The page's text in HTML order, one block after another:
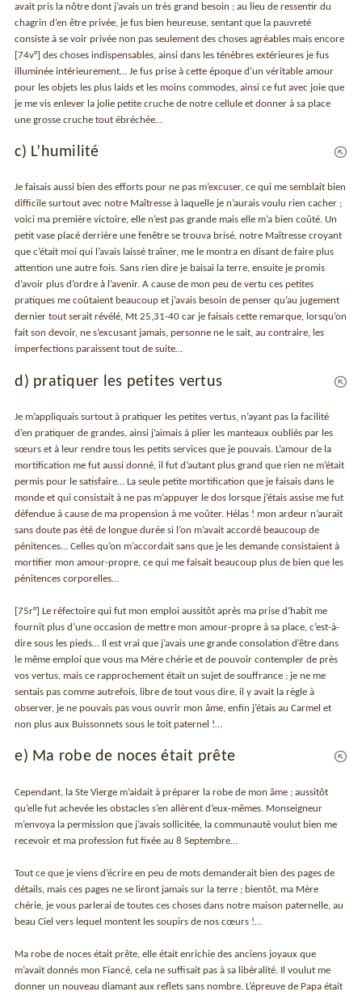
avait pris la nôtre dont j’avais un très grand besoin ; au lieu de ressentir du
chagrin d’en être privée, je fus bien heureuse, sentant que la pauvreté
consiste à se voir privée non pas seulement des choses agréables mais encore
[74v°] des choses indispensables, ainsi dans les ténèbres extérieures je fus
illuminée intérieurement… Je fus prise à cette époque d’un véritable amour
pour les objets les plus laids et les moins commodes, ainsi ce fut avec joie que
je me vis enlever la jolie petite cruche de notre cellule et donner à sa place
une grosse cruche tout ébréchée…
c) L’humilité
Je faisais aussi bien des efforts pour ne pas m’excuser, ce qui me semblait bien
difficile surtout avec notre Maîtresse à laquelle je n’aurais voulu rien cacher ;
voici ma première victoire, elle n’est pas grande mais elle m’a bien coûté. Un
petit vase placé derrière une fenêtre se trouva brisé, notre Maîtresse croyant
que c’était moi qui l’avais laissé traîner, me le montra en disant de faire plus
attention une autre fois. Sans rien dire je baisai la terre, ensuite je promis
d’avoir plus d’ordre à l’avenir. A cause de mon peu de vertu ces petites
pratiques me coûtaient beaucoup et j’avais besoin de penser qu’au jugement
dernier tout serait révélé, Mt 25,31-40 car je faisais cette remarque, lorsqu’on
fait son devoir, ne s’excusant jamais, personne ne le sait, au contraire, les
imperfections paraissent tout de suite…
d) pratiquer les petites vertus
Je m’appliquais surtout à pratiquer les petites vertus, n’ayant pas la facilité
d’en pratiquer de grandes, ainsi j’aimais à plier les manteaux oubliés par les
sœurs et à leur rendre tous les petits services que je pouvais. L’amour de la
mortification me fut aussi donné, il fut d’autant plus grand que rien ne m’était
permis pour le satisfaire… La seule petite mortification que je faisais dans le
monde et qui consistait à ne pas m’appuyer le dos lorsque j’étais assise me fut
défendue à cause de ma propension à me voûter. Hélas ! mon ardeur n’aurait
sans doute pas été de longue durée si l’on m’avait accordé beaucoup de
pénitences… Celles qu’on m’accordait sans que je les demande consistaient à
mortifier mon amour-propre, ce qui me faisait beaucoup plus de bien que les
pénitences corporelles…
[75r°] Le réfectoire qui fut mon emploi aussitôt après ma prise d’habit me
fournit plus d’une occasion de mettre mon amour-propre à sa place, c’est-à-
dire sous les pieds… Il est vrai que j’avais une grande consolation d’être dans
le même emploi que vous ma Mère chérie et de pouvoir contempler de près
vos vertus, mais ce rapprochement était un sujet de souffrance ; je ne me
sentais pas comme autrefois, libre de tout vous dire, il y avait la règle à
observer, je ne pouvais pas vous ouvrir mon âme, enfin j’étais au Carmel et
non plus aux Buissonnets sous le toit paternel !…
e) Ma robe de noces était prête
Cependant, la Ste Vierge m’aidait à préparer la robe de mon âme ; aussitôt
qu’elle fut achevée les obstacles s’en allèrent d’eux-mêmes. Monseigneur
m’envoya la permission que j’avais sollicitée, la communauté voulut bien me
recevoir et ma profession fut fixée au 8 Septembre…
Tout ce que je viens d’écrire en peu de mots demanderait bien des pages de
détails, mais ces pages ne se liront jamais sur la terre ; bientôt, ma Mère
chérie, je vous parlerai de toutes ces choses dans notre maison paternelle, au
beau Ciel vers lequel montent les soupirs de nos cœurs !…
Ma robe de noces était prête, elle était enrichie des anciens joyaux que
m’avait donnés mon Fiancé, cela ne suffisait pas à sa libéralité. Il voulut me
donner un nouveau diamant aux reflets sans nombre. L’épreuve de Papa était